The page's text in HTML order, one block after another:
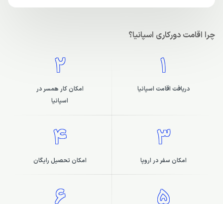
چرا اقامت دورکاری اسپانیا؟
1
دریافت اقامت اسپانیا
2
امکان کار همسر در
اسپانیا
3
امکان سفر در اروپا
4
امکان تحصیل رایگان